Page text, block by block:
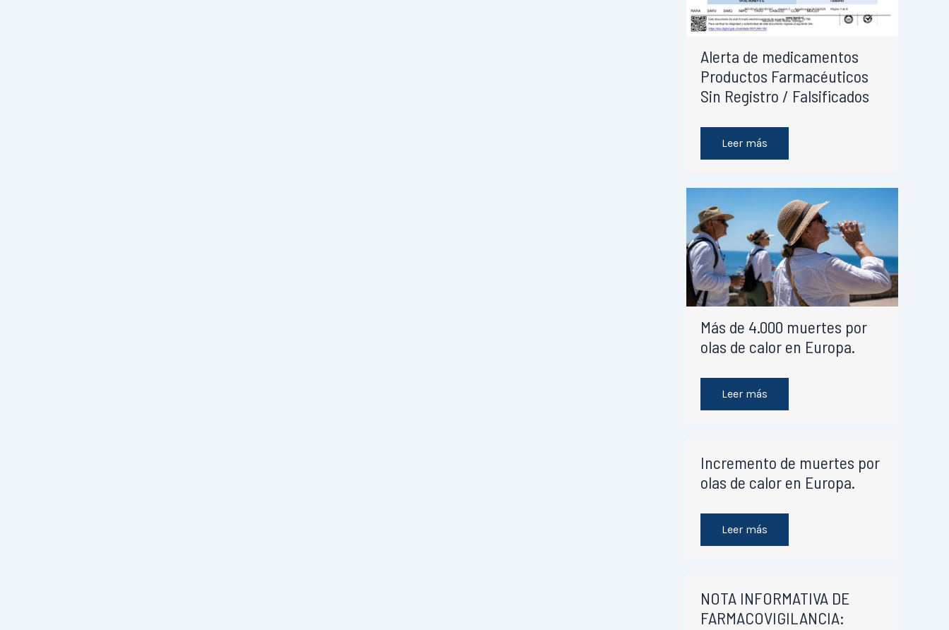
Alerta de medicamentos
Productos Farmacéuticos
Sin Registro / Falsificados
Leer más
Más de 4.000 muertes por
olas de calor en Europa.
Leer más
Incremento de muertes por
olas de calor en Europa.
Leer más
NOTA INFORMATIVA DE
FARMACOVIGILANCIA: